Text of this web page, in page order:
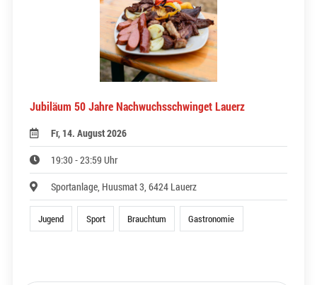
Jubiläum 50 Jahre Nachwuchsschwinget Lauerz
Fr, 14. August 2026
19:30 - 23:59 Uhr
Sportanlage, Huusmat 3, 6424 Lauerz
Jugend Sport Brauchtum Gastronomie